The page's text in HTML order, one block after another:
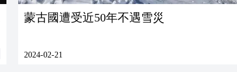
蒙古國遭受近50年不遇雪災
2024-02-21